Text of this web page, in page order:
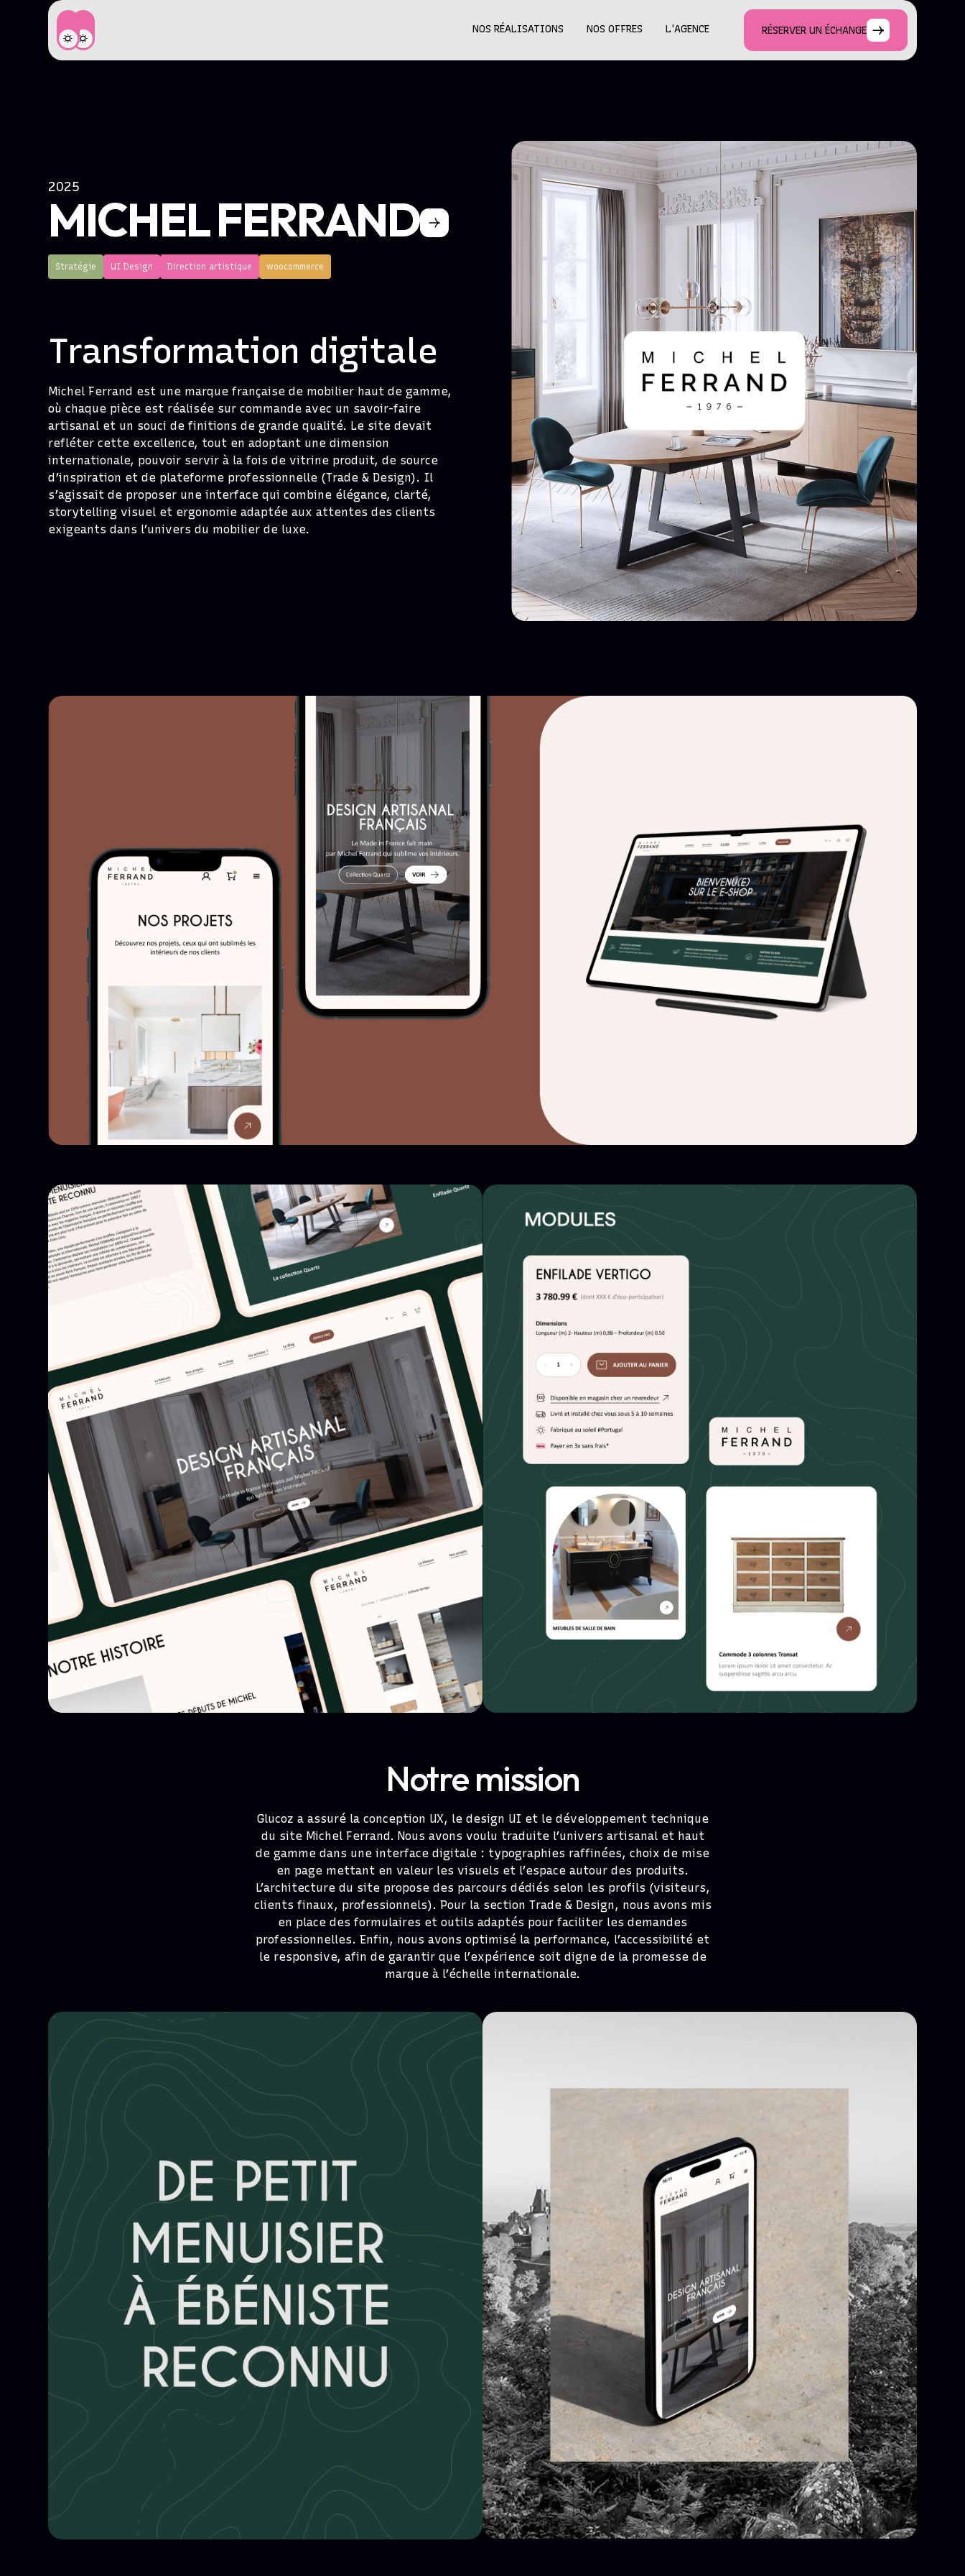
NOS RÉALISATIONS NOS OFFRES L'AGENCE RÉSERVER UN ÉCHANGE
2025
MICHEL FERRAND
Stratégie UI Design Direction artistique woocommerce
Transformation digitale
Michel Ferrand est une marque française de mobilier haut de gamme,
où chaque pièce est réalisée sur commande avec un savoir-faire
artisanal et un souci de finitions de grande qualité. Le site devait
refléter cette excellence, tout en adoptant une dimension
internationale, pouvoir servir à la fois de vitrine produit, de source
d’inspiration et de plateforme professionnelle (Trade & Design). Il
s’agissait de proposer une interface qui combine élégance, clarté,
storytelling visuel et ergonomie adaptée aux attentes des clients
exigeants dans l’univers du mobilier de luxe.
Notre mission
Glucoz a assuré la conception UX, le design UI et le développement technique
du site Michel Ferrand. Nous avons voulu traduite l’univers artisanal et haut
de gamme dans une interface digitale : typographies raffinées, choix de mise
en page mettant en valeur les visuels et l’espace autour des produits.
L’architecture du site propose des parcours dédiés selon les profils (visiteurs,
clients finaux, professionnels). Pour la section Trade & Design, nous avons mis
en place des formulaires et outils adaptés pour faciliter les demandes
professionnelles. Enfin, nous avons optimisé la performance, l’accessibilité et
le responsive, afin de garantir que l’expérience soit digne de la promesse de
marque à l’échelle internationale.